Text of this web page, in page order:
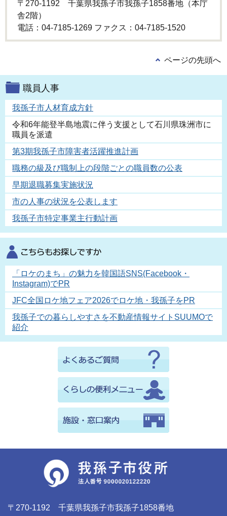
〒270-1192 千葉県我孫子市我孫子1858番地（本庁
舎2階）
電話：04-7185-1269 ファクス：04-7185-1520
ページの先頭へ
職員人事
我孫子市人材育成方針
令和6年能登半島地震に伴う支援として石川県珠洲市に
職員を派遣
第3期我孫子市障害者活躍推進計画
職務の級及び職制上の段階ごとの職員数の公表
早期退職募集実施状況
市の人事の状況を公表します
我孫子市特定事業主行動計画
「ロケのまち」の魅力を韓国語SNS(Facebook・
Instagram)でPR
JFC全国ロケ地フェア2026でロケ地・我孫子をPR
我孫子での暮らしやすさを不動産情報サイトSUUMOで
紹介
〒270-1192 千葉県我孫子市我孫子1858番地